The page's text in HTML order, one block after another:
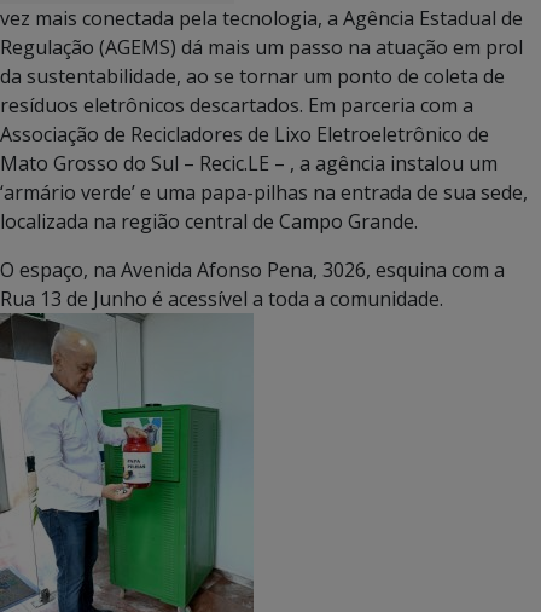
vez mais conectada pela tecnologia, a Agência Estadual de
Regulação (AGEMS) dá mais um passo na atuação em prol
da sustentabilidade, ao se tornar um ponto de coleta de
resíduos eletrônicos descartados. Em parceria com a
Associação de Recicladores de Lixo Eletroeletrônico de
Mato Grosso do Sul – Recic.LE – , a agência instalou um
‘armário verde’ e uma papa-pilhas na entrada de sua sede,
localizada na região central de Campo Grande.
O espaço, na Avenida Afonso Pena, 3026, esquina com a
Rua 13 de Junho é acessível a toda a comunidade.